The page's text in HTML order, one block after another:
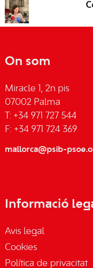
On som
Miracle 1, 2n pis
07002 Palma
T: +34 971 727 544
F: +34 971 724 369
mallorca@psib-
Informació
Avis legal
Cookies
Política de privacitat